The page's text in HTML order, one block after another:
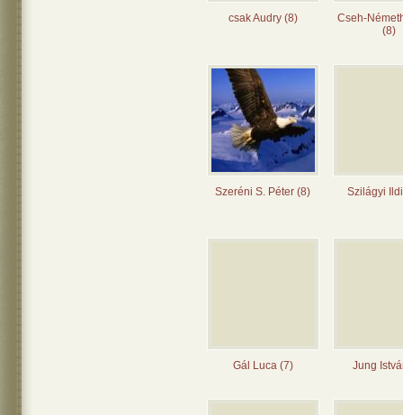
csak Audry (8)
Cseh-
(8)
Szeréni S. Péter (8) Szilágyi
Gál Luca (7) Jung